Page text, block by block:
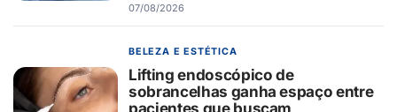
07/08/2026
BELEZA E ESTÉTICA
Lifting endoscópico de
sobrancelhas ganha espaço entre
pacientes que buscam